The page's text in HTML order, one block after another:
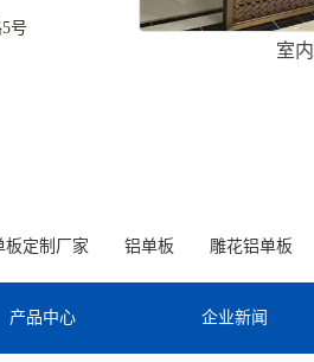
号
室
板定制厂家 铝单板 雕花铝单板
产品中心 企业新闻